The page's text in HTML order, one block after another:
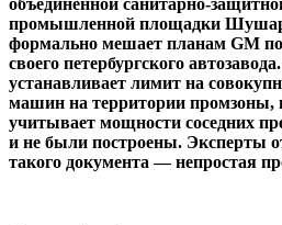
промышленной площадки
формально мешает планам GM
своего петербургского
устанавливает лимит на
машин на территории промзоны,
учитывает мощности соседних
и не были построены. Эксперты
такого документа — непростая